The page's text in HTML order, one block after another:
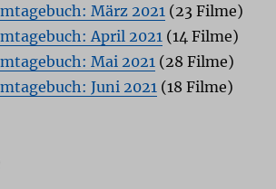
März 2021 (23 Filme)
April 2021 (14 Filme)
Mai 2021 (28 Filme)
Juni 2021 (18 Filme)